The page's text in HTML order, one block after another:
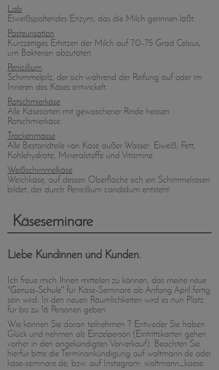
Lab
Eiweißspaltendes Enzym, das die Milch gerinnen läßt.
Pasteurisation
Kurzzeitiges Erhitzen der Milch auf 70-75 Grad Celsius,
um Bakterien abzutöten.
Penicillium
Schimmelpilz, der sich während der Reifung auf oder im
Inneren des Käses entwickelt.
Rotschmierkäse
Alle Käsesorten mit gewaschener Rinde heissen
Rotschmierkäse.
Trockenmasse
Alle Bestandteile von Käse außer Wasser: Eiweiß, Fett,
Kohlehydrate, Mineralstoffe und Vitamine.
Weißschimmelkäse
Weichkäse, auf dessen Oberfläche sich ein Schimmelrasen
bildet, der durch Penicillium candidum entsteht.
Käseseminare
Liebe Kundinnen und Kunden.
Ich freue mich Ihnen mitteilen zu können, das meine neue
"Genuss-Schule" für Käse-Seminare ab Anfang April fertig
sein wird. In den neuen Räumlichkeiten wird es nun Platz
für bis zu 16 Personen geben.
Wie können Sie daran teilnehmen ? Entweder Sie haben
Glück und nehmen als Einzelperson (Eintrittskarten gehen
vorher in den angekündigten Vorverkauf). Beachten Sie
hierfür bitte die Terminankündigung auf waltmann.de oder
käse-seminare.de, bzw. auf Instagram: waltmann_kaese.